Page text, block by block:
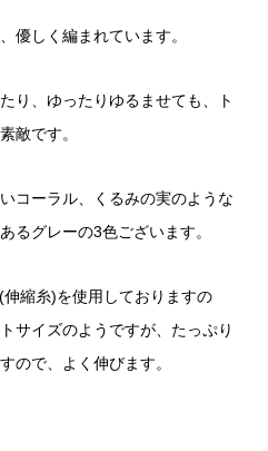
優しく編まれています。
り、ゆったりゆるませても、ト
敵です。
コーラル、くるみの実のような
るグレーの3色ございます。
縮糸)を使用しておりますの
サイズのようですが、たっぷり
ので、よく伸びます。